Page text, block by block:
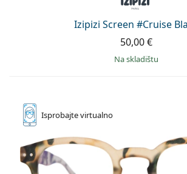
Izipizi Screen #Cruise
50,00 €
na skladištu
Isprobajtevirtualno